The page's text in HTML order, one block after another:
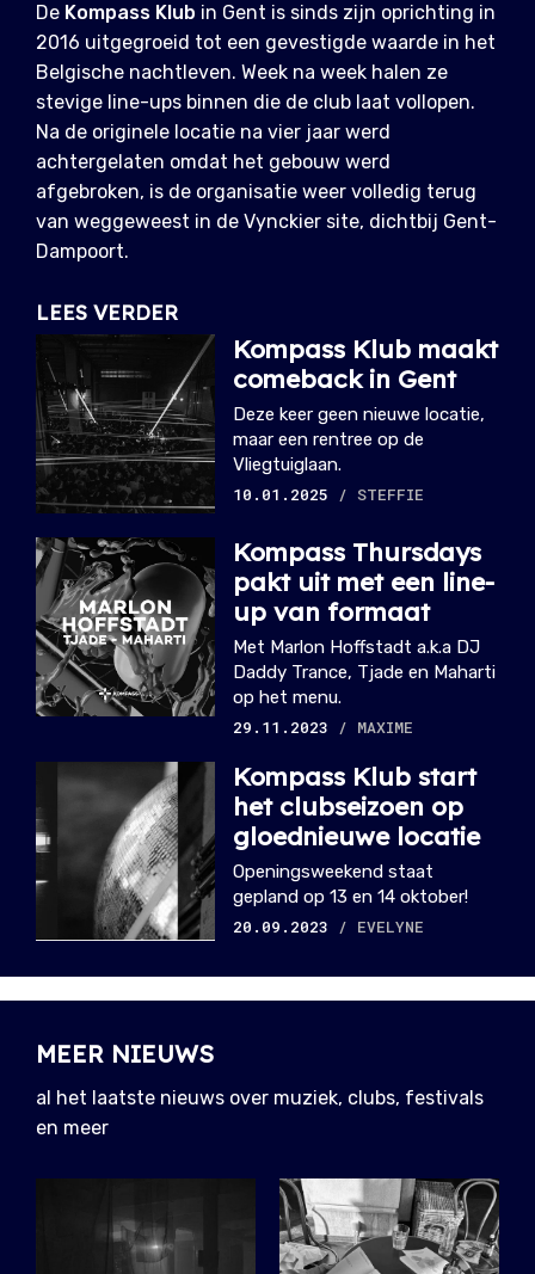
De Kompass Klub in Gent is sinds zijn oprichting in
2016 uitgegroeid tot een gevestigde waarde in het
Belgische nachtleven. Week na week halen ze
stevige line-ups binnen die de club laat vollopen.
Na de originele locatie na vier jaar werd
achtergelaten omdat het gebouw werd
afgebroken, is de organisatie weer volledig terug
van weggeweest in de Vynckier site, dichtbij Gent-
Dampoort.
LEES VERDER
Kompass Klub maakt
comeback in Gent
Deze keer geen nieuwe locatie,
maar een rentree op de
Vliegtuiglaan.
10.01.2025
/ STEFFIE
Kompass Thursdays
pakt uit met een line-
up van formaat
Met Marlon Hoffstadt a.k.a DJ
Daddy Trance, Tjade en Maharti
op het menu.
29.11.2023
/ MAXIME
Kompass Klub start
het clubseizoen op
gloednieuwe locatie
Openingsweekend staat
gepland op 13 en 14 oktober!
20.09.2023
/ EVELYNE
MEER NIEUWS
al het laatste nieuws over muziek, clubs, festivals
en meer